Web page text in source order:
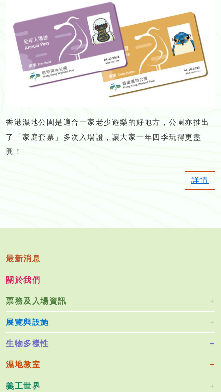
香港濕地公園是適合一家老少遊樂的好地方，公園亦推出
了「家庭套票」多次入場證，讓大家一年四季玩得更盡
興！
詳情
最新消息
關於我們
票務及入場資訊
展覽與設施
生物多樣性
濕地教室
義工世界